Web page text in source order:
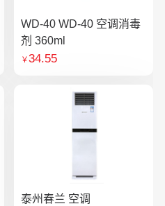
WD-40 WD-40 空调消毒
剂 360ml
￥34.55
泰州春兰 空调